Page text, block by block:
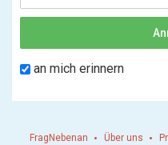
an mich erinnern
FragNebenan Über uns